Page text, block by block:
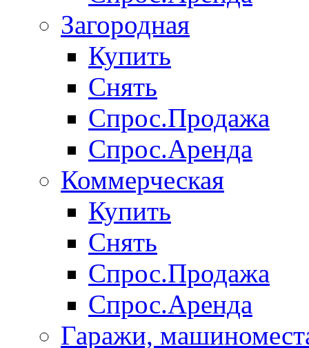
Загородная
Купить
Снять
Спрос.Продажа
Спрос.Аренда
Коммерческая
Купить
Снять
Спрос.Продажа
Спрос.Аренда
Гаражи,